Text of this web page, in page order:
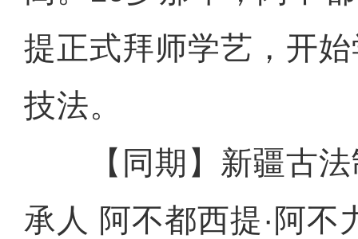
提正式拜师学艺，开
技法。
【同期】新疆古法
承人 阿不都西提·阿不